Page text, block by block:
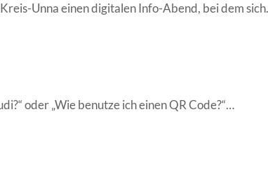
Unna einen digitalen Info-Abend, bei dem
oder „Wie benutze ich einen QR Code?“…